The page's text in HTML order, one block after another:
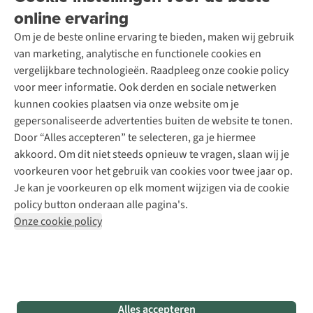
online ervaring
Om je de beste online ervaring te bieden, maken wij gebruik
van marketing, analytische en functionele cookies en
vergelijkbare technologieën. Raadpleeg onze cookie policy
voor meer informatie. Ook derden en sociale netwerken
kunnen cookies plaatsen via onze website om je
gepersonaliseerde advertenties buiten de website te tonen.
Door “Alles accepteren” te selecteren, ga je hiermee
akkoord. Om dit niet steeds opnieuw te vragen, slaan wij je
voorkeuren voor het gebruik van cookies voor twee jaar op.
Je kan je voorkeuren op elk moment wijzigen via de cookie
policy button onderaan alle pagina's.
Onze cookie policy
Alles accepteren
Contact
Over A.S.Adventure
Toegankelijkheidsverklaring
Wasservice
Schoenonderhoud
Schoenherstelling
Kledingherstelling
Retouches
Voor bedrijven
Podcast
Explore Academy
Explore Camp
Gear Check
Inspiratie & advies
Meld je aan voor de nieuwsbrief
Follow us
Disclaimer Privacy Policy
Algemene voorwaarden
Cookie Policy